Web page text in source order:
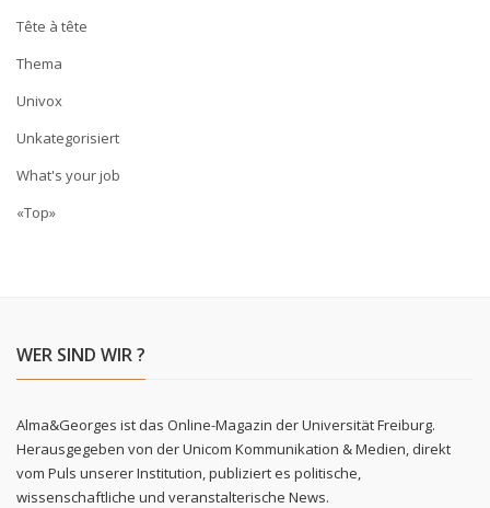
Tête à tête
Thema
Univox
Unkategorisiert
What's your job
«Top»
WER SIND WIR ?
Alma&Georges ist das Online-Magazin der Universität Freiburg.
Herausgegeben von der Unicom Kommunikation & Medien, direkt
vom Puls unserer Institution, publiziert es politische,
wissenschaftliche und veranstalterische News.